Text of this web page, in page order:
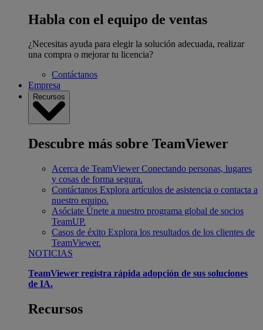
Habla con el equipo de ventas
¿Necesitas ayuda para elegir la solución adecuada, realizar
una compra o mejorar tu licencia?
Contáctanos
Empresa
Recursos
Descubre más sobre TeamViewer
Acerca de TeamViewer Conectando personas, lugares
y cosas de forma segura.
Contáctanos Explora artículos de asistencia o contacta a
nuestro equipo.
Asóciate Únete a nuestro programa global de socios
TeamUP.
Casos de éxito Explora los resultados de los clientes de
TeamViewer.
NOTICIAS
TeamViewer registra rápida adopción de sus soluciones
de IA.
Recursos